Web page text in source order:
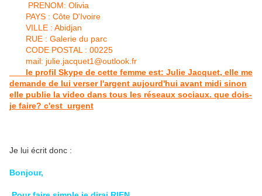
PRENOM: Olivia
PAYS : Côte D'Ivoire
VILLE : Abidjan
RUE : Galerie du parc
CODE POSTAL : 00225
mail: julie.jacquet1@outlook.fr
le profil Skype de cette femme est: Julie Jacquet, elle me
demande de lui verser l'argent aujourd'hui avant midi sinon
elle publie la video dans tous les réseaux sociaux. que dois-
je faire? c'est urgent
Je lui écrit donc :
Bonjour,